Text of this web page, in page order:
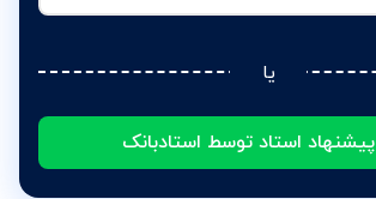
یا
پیشنهاد استاد توسط استادبانک